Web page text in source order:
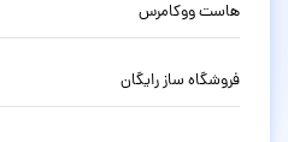
هاست ووکامرس
فروشگاه ساز رایگان